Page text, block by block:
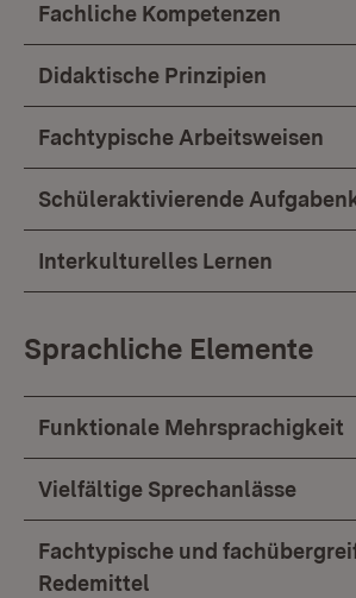
Fachliche Kompetenzen
Didaktische Prinzipien
Fachtypische Arbeitsweisen
Schüleraktivierende
Interkulturelles Lernen
Sprachliche Elemente
Funktionale Mehrsprachigkeit
Vielfältige Sprechanlässe
Fachtypische und
Redemittel